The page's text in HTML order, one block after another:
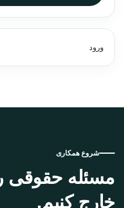
ورود
شروع همکاری
مسئله حقوقی
خارج کنیم.